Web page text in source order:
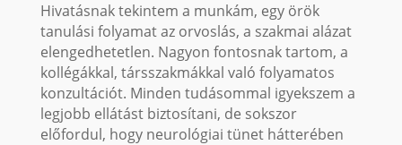
Hivatásnak tekintem a munkám, egy örök
tanulási folyamat az orvoslás, a szakmai alázat
elengedhetetlen. Nagyon fontosnak tartom, a
kollégákkal, társszakmákkal való folyamatos
konzultációt. Minden tudásommal igyekszem a
legjobb ellátást biztosítani, de sokszor
előfordul, hogy neurológiai tünet hátterében